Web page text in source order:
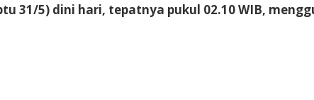
31/5) dini hari, tepatnya pukul 02.10 WIB,